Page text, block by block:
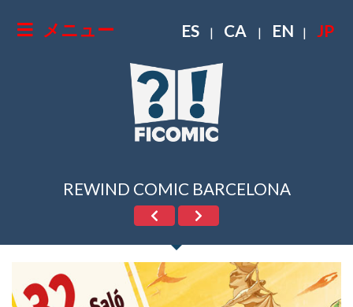
メニュー ES | CA | EN | JP
REWIND COMIC BARCELONA